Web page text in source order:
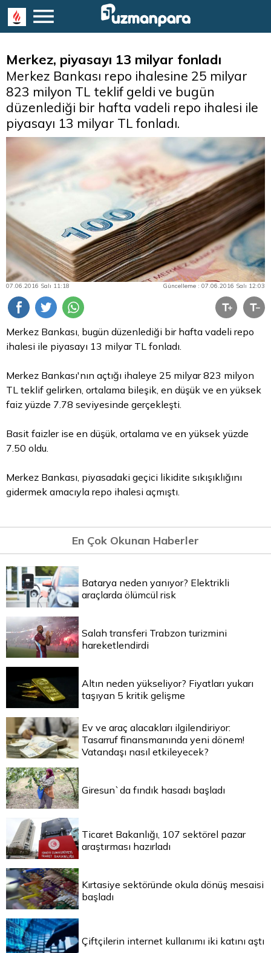
Merkez, piyasayı 13 milyar fonladı
Merkez Bankası repo ihalesine 25 milyar
823 milyon TL teklif geldi ve bugün
düzenlediği bir hafta vadeli repo ihalesi ile
piyasayı 13 milyar TL fonladı.
07.06.2016 Salı 11:18 Güncelleme : 07.06.2016 Salı 12:03
Merkez Bankası, bugün düzenlediği bir hafta vadeli repo
ihalesi ile piyasayı 13 milyar TL fonladı.
Merkez Bankası'nın açtığı ihaleye 25 milyar 823 milyon
TL teklif gelirken, ortalama bileşik, en düşük ve en yüksek
faiz yüzde 7.78 seviyesinde gerçekleşti.
Basit faizler ise en düşük, ortalama ve en yüksek yüzde
7.50 oldu.
Merkez Bankası, piyasadaki geçici likidite sıkışıklığını
gidermek amacıyla repo ihalesi açmıştı.
En Çok Okunan Haberler
Batarya neden yanıyor? Elektrikli
araçlarda ölümcül risk
Salah transferi Trabzon turizmini
hareketlendirdi
Altın neden yükseliyor? Fiyatları yukarı
taşıyan 5 kritik gelişme
Ev ve araç alacakları ilgilendiriyor:
Tasarruf finansmanında yeni dönem!
Vatandaşı nasıl etkileyecek?
Giresun`da fındık hasadı başladı
Ticaret Bakanlığı, 107 sektörel pazar
araştırması hazırladı
Kırtasiye sektöründe okula dönüş mesaisi
başladı
Çiftçilerin internet kullanımı iki katını aştı